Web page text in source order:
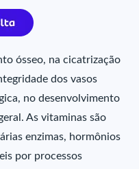
ósseo, na cicatrização
dos vasos
no desenvolvimento
As vitaminas são
enzimas, hormônios
por processos